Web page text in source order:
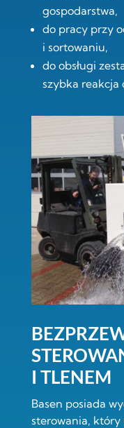
gospodarstwa,
do pracy przy
i sortowaniu,
do obsługi
szybka reakcja
I TLENEM
Basen posiada
sterowania, który